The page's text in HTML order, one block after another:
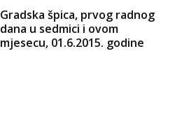
Gradska špica, prvog radnog
dana u sedmici i ovom
mjesecu, 01.6.2015. godine